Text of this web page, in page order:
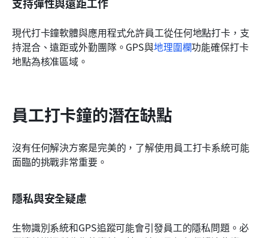
現代打卡鐘軟體與應用程式允許員工從任何地點打卡，支
持混合、遠距或外勤團隊。GPS與地理圍欄功能確保打卡
地點為核准區域。
員工打卡鐘的潛在缺點
沒有任何解決方案是完美的，了解使用員工打卡系統可能
面臨的挑戰非常重要。
隱私與安全疑慮
生物識別系統和GPS追蹤可能會引發員工的隱私問題。必